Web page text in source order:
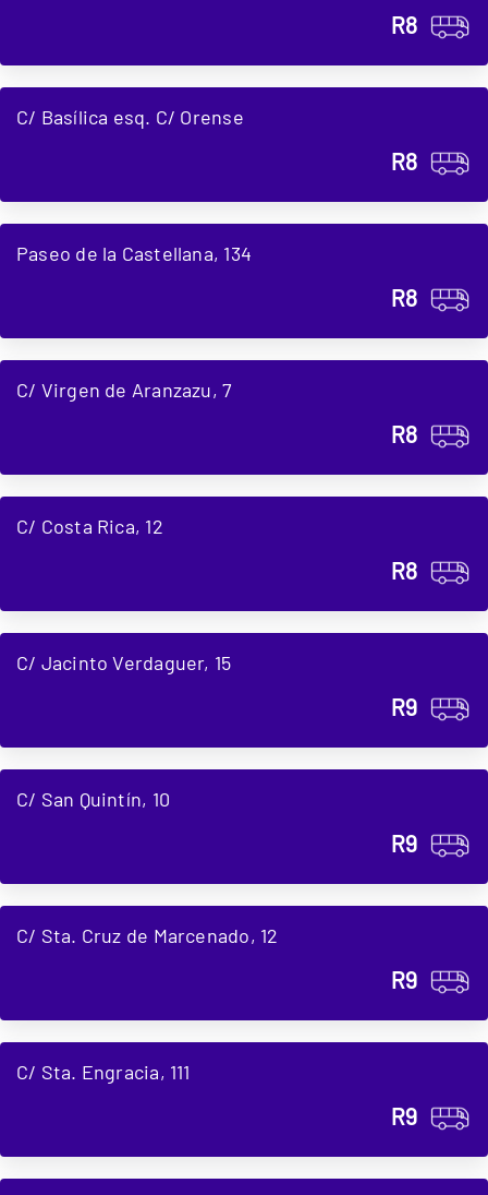
R8
C/ Basílica esq. C/ Orense
R8
Paseo de la Castellana, 134
R8
C/ Virgen de Aranzazu, 7
R8
C/ Costa Rica, 12
R8
C/ Jacinto Verdaguer, 15
R9
C/ San Quintín, 10
R9
C/ Sta. Cruz de Marcenado, 12
R9
C/ Sta. Engracia, 111
R9